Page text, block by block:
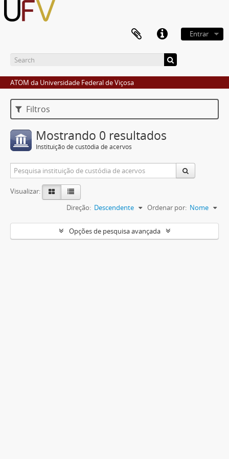
Entrar
ATOM da Universidade Federal de Viçosa
Filtros
Mostrando 0 resultados
Instituição de custódia de acervos
Visualizar:
Ordenar por: Nome
Direção: Descendente
Opções de pesquisa avançada